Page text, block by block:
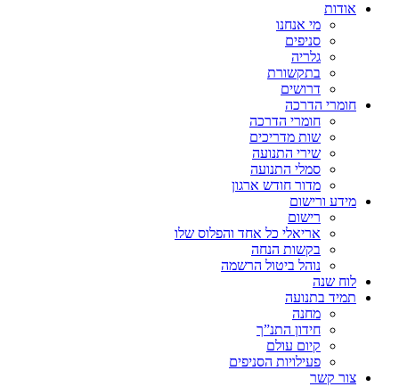
אודות
מי אנחנו
סניפים
גלריה
בתקשורת
דרושים
חומרי הדרכה
חומרי הדרכה
שות מדריכים
שירי התנועה
סמלי התנועה
מדור חודש ארגון
מידע ורישום
רישום
אריאלי כל אחד והפלוס שלו
בקשות הנחה
נוהל ביטול הרשמה
לוח שנה
תמיד בתנועה
מחנה
חידון התנ”ך
קיום עולם
פעילויות הסניפים
צור קשר